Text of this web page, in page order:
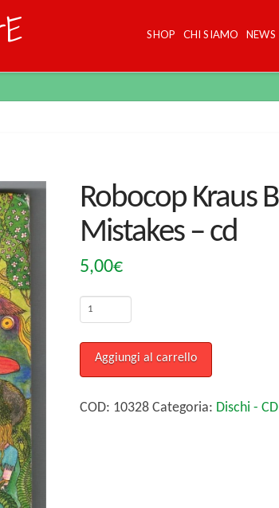
SHOP CHI SIAMO NEWS
Robocop Kraus
Mistakes – cd
5,00€
Robocop
Blunders
and
Mistakes
Aggiungi al carrello
COD: 10328 Categoria: Dischi - CD